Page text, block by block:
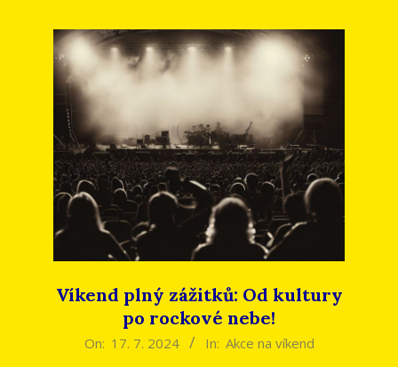
Víkend plný zážitků: Od kultury
po rockové nebe!
2024-On: 17. 7. 2024 In: Akce na víkend